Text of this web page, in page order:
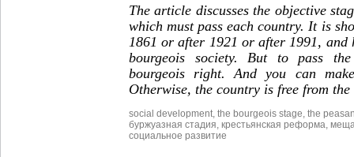
The article discusses the objective
which must pass each country. It is
1861 or after 1921 or after 1991, and
bourgeois society. But to pass
bourgeois right. And you can
Otherwise, the country is free from
social development the bourgeois stage the
буржуазная стадия крестьянская реформа
социальное развитие